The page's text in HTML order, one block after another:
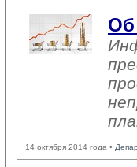
Об
14 октября 2014 года •